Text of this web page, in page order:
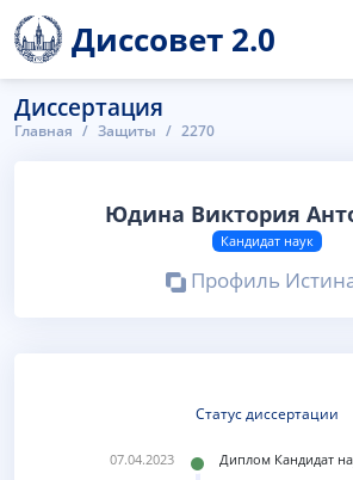
Диссовет 2.0
Диссертация
Главная Защиты 2270
Юдина Виктория
Кандидат наук
Профиль
Статус диссертации
07.04.2023 Диплом Кандидат